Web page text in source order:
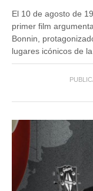
El 10 de agosto de
primer film
Bonnin,
lugares icónicos de